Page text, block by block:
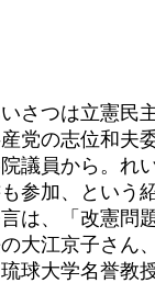
さつは立憲民
党の志位和夫
議員から。れ
参加、という
は、「改憲問
大江京子さん
球大学名誉教